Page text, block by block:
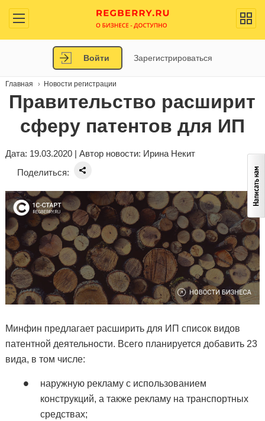
Войти Зарегистрироваться
Главная Новости регистрации
Правительство расширит
сферу патентов для ИП
Дата: 19.03.2020 | Автор новости: Ирина Некит
Поделиться:
Минфин предлагает расширить для ИП список видов
патентной деятельности. Всего планируется добавить 23
вида, в том числе:
наружную рекламу с использованием
конструкций, а также рекламу на транспортных
средствах;